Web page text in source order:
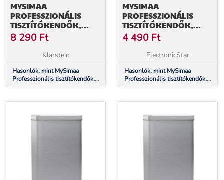
MYSIMAA
PROFESSZIONÁLIS
TISZTÍTÓKENDŐK,
TISZTÍTÓKENDŐK,
MIKROSZÁLAS 40 X 40
8 290 Ft
Klarstein
Hasonlók, mint MySimaa
Professzionális tisztítókendők,
tisztítókendők, mikroszálas 40 x
MYSIMAA
PROFESSZIONÁLIS
TISZTÍTÓKENDŐK,
TISZTÍTÓKENDŐK,
CLASSICPACK,
MIKROSZÁLAS 60 X 40
4 490 Ft
ElectronicStar
Hasonlók, mint MySimaa
Professzionális tisztítókendők,
tisztítókendők, Classicpack,